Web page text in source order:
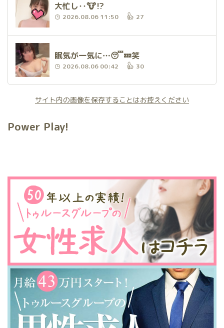
大忙し‥🐮⁉️
2026.08.06 11:50 27
眠気が一気に…😴💤笑
2026.08.06 00:42 30
サイト内の画像を保存することはお控えください
Power Play!